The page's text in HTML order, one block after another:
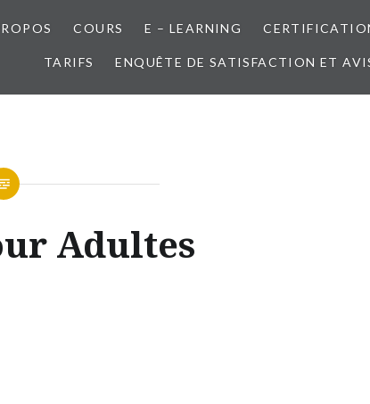
COURS E – LEARNING
TARIFS ENQUÊTE DE SATISFACTION ET
Adultes